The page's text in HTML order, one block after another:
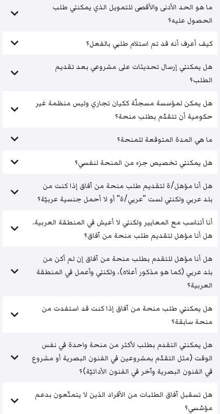
ما هو الحد الأدنى والأقصى للتمويل الذي يمكنني طلب
الحصول عليه؟
كيف أعرف أنه قد تم استلام طلبي بالفعل؟
هل يمكنني إرسال تحديثات على مشروعي بعد تقديم
الطلب؟
هل يمكن لمؤسسة مسجلّة ككيان تجاري وليس منظمة غير
حكومية أن تتقدّم بطلب منحة؟
ما هي المدة المتوقعة للمنحة؟
هل يمكنني تخصيص جزء من المنحة لنفسي؟
هل أنا مؤهل/ة لتقديم طلب منحة من آفاق إذا كنت من
بلد عربي ولكنني لست "عربي/ة" أو لا أحمل جنسية عربيّة؟
أنا أتناسب مع المعايير ولكنني لا أعيش في المنطقة العربية.
هل أنا مؤهل لتقديم طلب منحة من آفاق؟
هل أنا مؤهل للتقدم بطلب منحة من آفاق إن لم أكن من
بلد عربي (كما هو مذكور أعلاه)، ولكنني وأعمل في المنطقة
العربية؟
هل يمكنني طلب منحة من آفاق إذا كنت قد استفدت من
منحة سابقة؟
هل يمكنني التقدم بطلب لأكثر من منحة واحدة في نفس
الوقت (مثل التقدّم بمشروعين في الفنون البصرية أو مشروع
في الفنون البصرية وآخر في الفنون الأدائيّة)؟
هل تسقبل آفاق الطلبات من الأفراد الذين لا يتمتّعون بدعم
مؤسّسي؟